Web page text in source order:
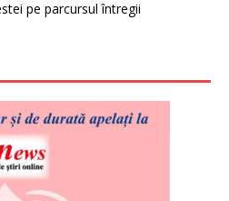
pe parcursul întregii